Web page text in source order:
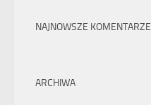
NAJNOWSZE KOMENTARZE
ARCHIWA